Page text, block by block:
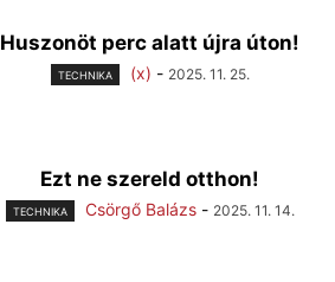
Huszonöt perc alatt újra úton!
TECHNIKA (x) - 2025. 11. 25.
Ezt ne szereld otthon!
TECHNIKA Csörgő Balázs - 2025. 11. 14.